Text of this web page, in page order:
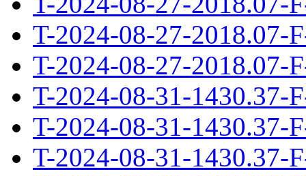
T-2024-08-27-2018.07-
T-2024-08-27-2018.07-
T-2024-08-31-1430.37-
T-2024-08-31-1430.37-
T-2024-08-31-1430.37-